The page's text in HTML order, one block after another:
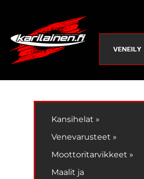
VENEILY
Kansihelat »
Venevarusteet »
Moottoritarvikkeet »
Maalit ja